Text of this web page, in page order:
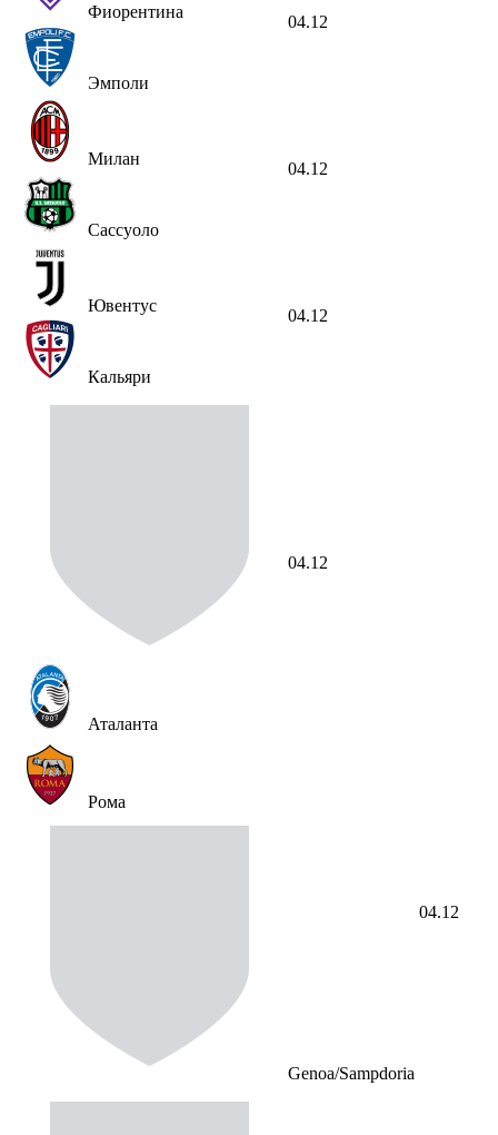
Фиорентина
Эмполи
04.12
Милан
Сассуоло
04.12
Ювентус
Кальяри
04.12
Аталанта
04.12
Рома
Genoa/Sampdoria
04.12